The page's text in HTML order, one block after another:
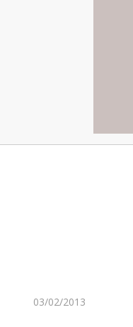
03/02/2013